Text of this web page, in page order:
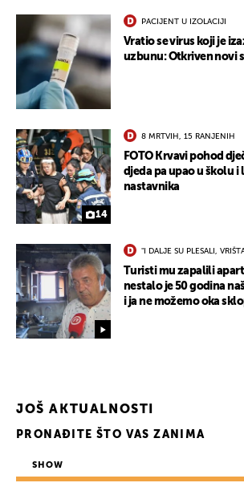
PACIJENT U IZOLACIJI
Vratio se virus koji je
uzbunu: Otkriven novi
14
8 MRTVIH, 15 RANJENIH
FOTO Krvavi pohod
djeda pa upao u školu i
nastavnika
"I DALJE SU PLESALI,
Turisti mu zapalili
nestalo je 50 godina
i ja ne možemo oka
JOŠ AKTUALNOSTI
PRONAĐITE ŠTO VAS ZANIMA
SHOW